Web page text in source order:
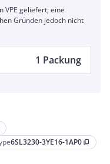
6SL3230-3YE16-1AP0 content_copy
VPE geliefert; eine
Gründen jedoch nicht
1 Packung